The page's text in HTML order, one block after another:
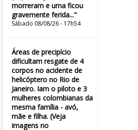
morreram e uma ficou
gravemente ferida..."
Sábado 08/08/26 - 17h54
Áreas de precipício
dificultam resgate de 4
corpos no acidente de
helicóptero no Rio de
Janeiro. Iam o piloto e 3
mulheres colombianas da
mesma família - avó,
mãe e filha. (Veja
imagens no